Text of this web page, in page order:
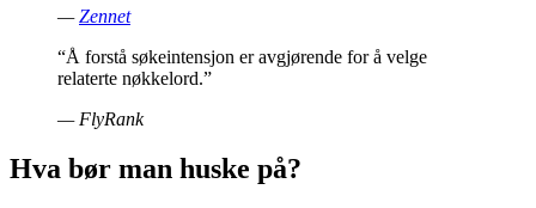
—Zennet
“Å forstå søkeintensjon er avgjørende for å velge
relaterte nøkkelord.”
— FlyRank
Hva bør man huske på?